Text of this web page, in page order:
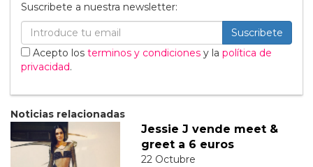
Suscribete a nuestra newsletter:
Suscribete
Acepto los terminos y condiciones y la política de
privacidad.
Noticias relacionadas
Jessie J vende meet &
greet a 6 euros
22 Octubre